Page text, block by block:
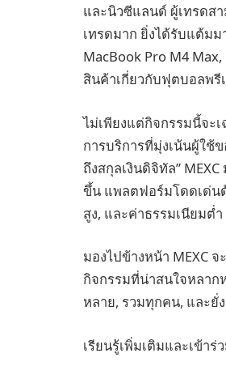
และนิวซีแลนด์ ผู้เทรดส
เทรดมาก ยิ่งได้รับแต้มม
MacBook Pro M4 Max,
สินค้าเกี่ยวกับฟุตบอลพรี
ไม่เพียงแต่กิจกรรมนี้จะ
การบริการที่มุ่งเน้นผู้ใช้
ถึงสกุลเงินดิจิทัล”
ขึ้น แพลตฟอร์มโดดเด่น
สูง, และค่าธรรมเนียมต่
มองไปข้างหน้า MEXC
กิจกรรมที่น่าสนใจหลา
หลาย, รวมทุกคน, และยั่
เรียนรู้เพิ่มเติมและเข้าร่